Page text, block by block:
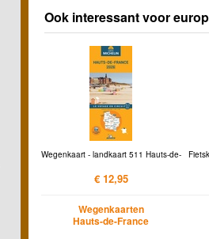
Ook interessant voor
Wegenkaart - landkaart 511 Hauts-de-
€ 12,95
Wegenkaarten
Hauts-de-France